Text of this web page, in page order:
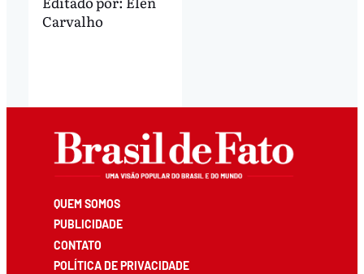
Carvalho
QUEM SOMOS
PUBLICIDADE
CONTATO
POLÍTICA DE PRIVACIDADE